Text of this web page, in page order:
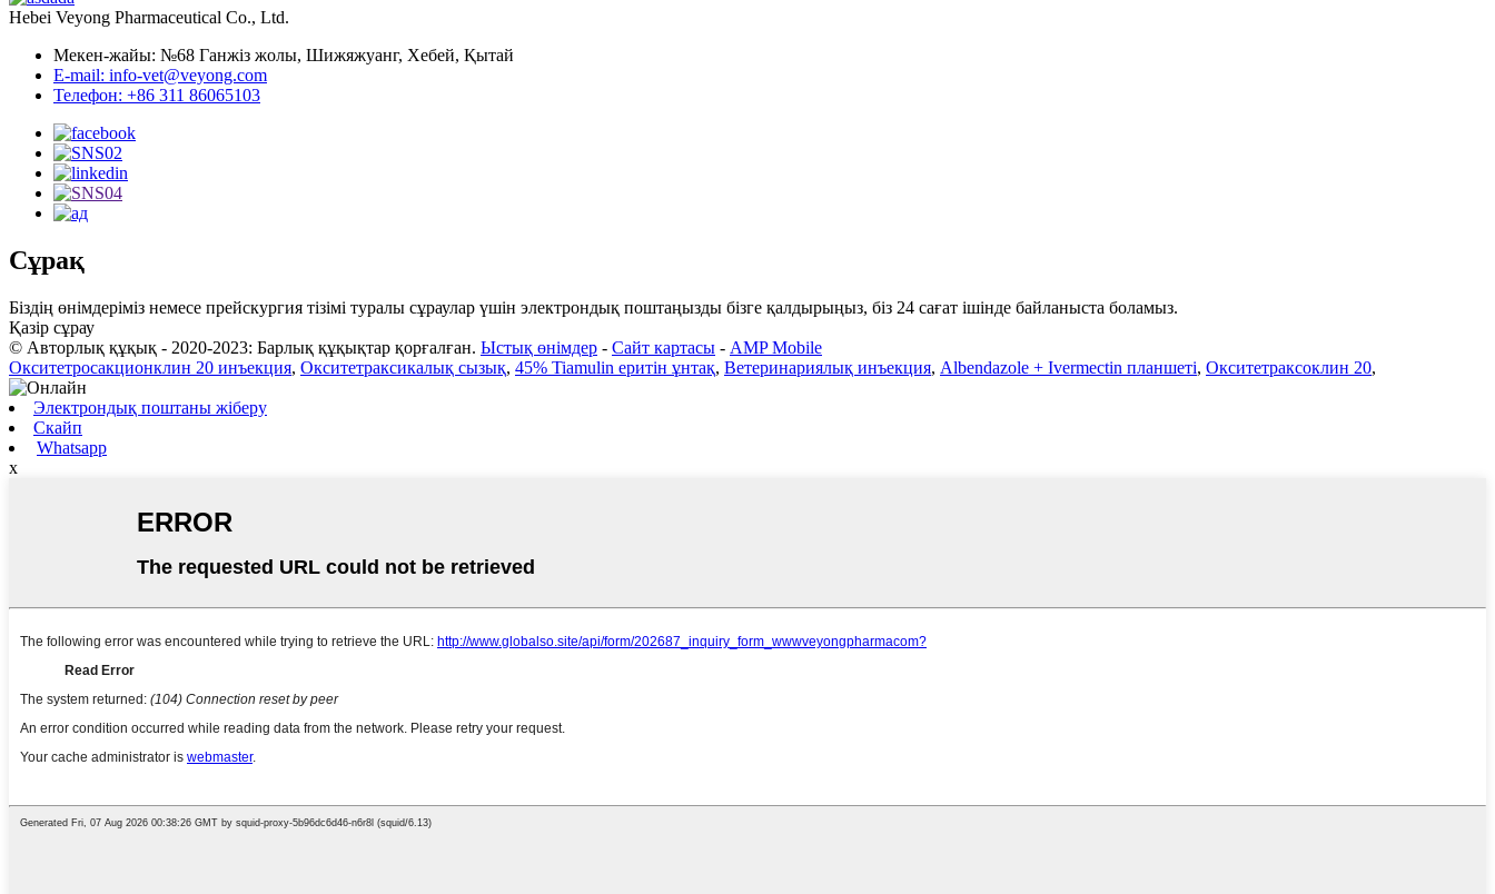
Hebei Veyong Pharmaceutical Co., Ltd.
Мекен-жайы: №68 Ганжіз жолы, Шижяжуанг, Хебей, Қытай
E-mail: info-vet@veyong.com
Телефон: +86 311 86065103
Сұрақ
Біздің өнімдеріміз немесе прейскургия тізімі туралы сұраулар үшін электрондық поштаңызды бізге қалдырыңыз, біз 24 сағат ішінде байланыста боламыз.
Қазір сұрау
© Авторлық құқық - 2020-2023: Барлық құқықтар қорғалған. Ыстық өнімдер - Сайт картасы - AMP Mobile
Окситетросакционклин 20 инъекция, Окситетраксикалық сызық, 45% Tiamulin еритін ұнтақ, Ветеринариялық инъекция, Albendazole + Ivermectin планшеті, Окситетраксоклин 20,
Электрондық поштаны жіберу
Скайп
Whatsapp
x